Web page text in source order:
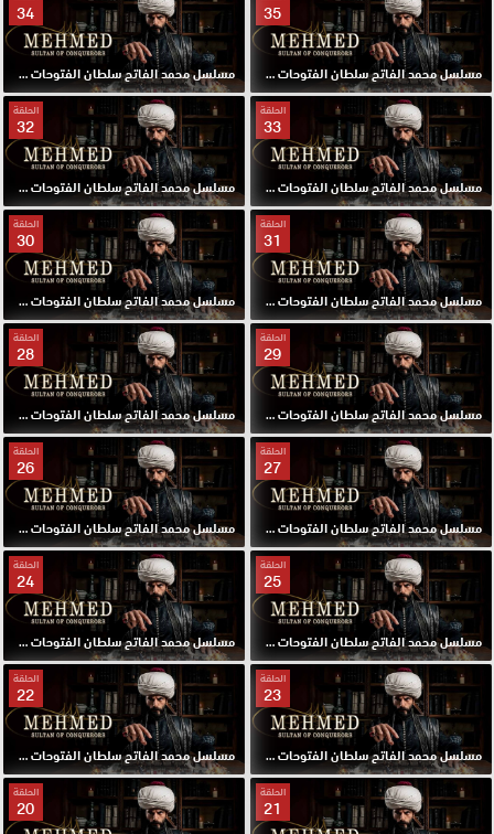
35
مسلسل محمد الفاتح سلطان الفتوحات مترجم الحلقة 35 HD
34
مسلسل محمد الفاتح سلطان الفتوحات مترجم الحلقة 34 HD
الحلقة
33
مسلسل محمد الفاتح سلطان الفتوحات مترجم الحلقة 33 HD
الحلقة
32
مسلسل محمد الفاتح سلطان الفتوحات مترجم الحلقة 32 HD
الحلقة
31
مسلسل محمد الفاتح سلطان الفتوحات مترجم الحلقة 31 HD
الحلقة
30
مسلسل محمد الفاتح سلطان الفتوحات مترجم الحلقة 30 HD
الحلقة
29
مسلسل محمد الفاتح سلطان الفتوحات مترجم الحلقة 29 HD
الحلقة
28
مسلسل محمد الفاتح سلطان الفتوحات مترجم الحلقة 28 HD
الحلقة
27
مسلسل محمد الفاتح سلطان الفتوحات مترجم الحلقة 27 HD
الحلقة
26
مسلسل محمد الفاتح سلطان الفتوحات مترجم الحلقة 26 HD
الحلقة
25
مسلسل محمد الفاتح سلطان الفتوحات مترجم الحلقة 25 HD
الحلقة
24
مسلسل محمد الفاتح سلطان الفتوحات مترجم الحلقة 24 HD
الحلقة
23
مسلسل محمد الفاتح سلطان الفتوحات مترجم الحلقة 23 HD
الحلقة
22
مسلسل محمد الفاتح سلطان الفتوحات مترجم الحلقة 22 HD
الحلقة
21
الحلقة
20